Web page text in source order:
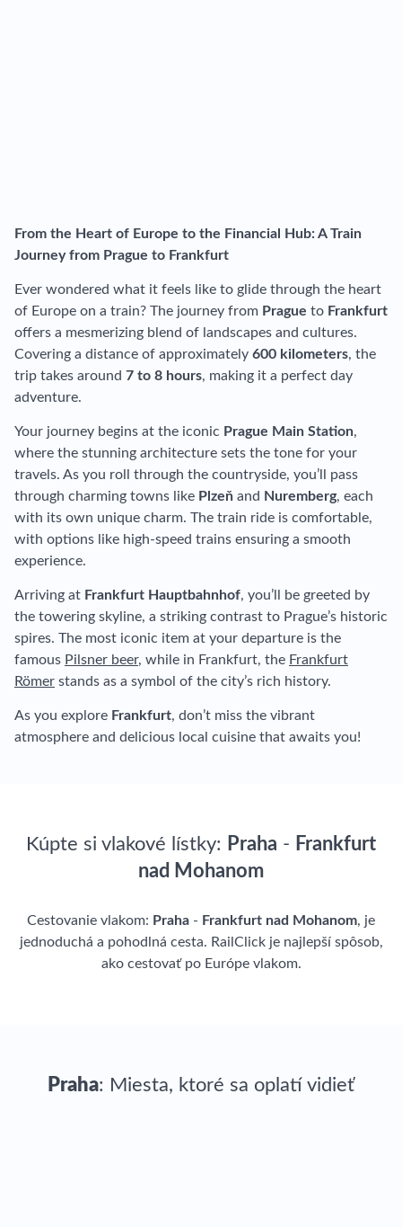
From the Heart of Europe to the Financial Hub: A Train
Journey from Prague to Frankfurt
Ever wondered what it feels like to glide through the heart
of Europe on a train? The journey from Prague to Frankfurt
offers a mesmerizing blend of landscapes and cultures.
Covering a distance of approximately 600 kilometers, the
trip takes around 7 to 8 hours, making it a perfect day
adventure.
Your journey begins at the iconic Prague Main Station,
where the stunning architecture sets the tone for your
travels. As you roll through the countryside, you’ll pass
through charming towns like Plzeň and Nuremberg, each
with its own unique charm. The train ride is comfortable,
with options like high-speed trains ensuring a smooth
experience.
Arriving at Frankfurt Hauptbahnhof, you’ll be greeted by
the towering skyline, a striking contrast to Prague’s historic
spires. The most iconic item at your departure is the
famous Pilsner beer, while in Frankfurt, the Frankfurt
Römer stands as a symbol of the city’s rich history.
As you explore Frankfurt, don’t miss the vibrant
atmosphere and delicious local cuisine that awaits you!
Kúpte si vlakové lístky: Praha - Frankfurt
nad Mohanom
Cestovanie vlakom: Praha - Frankfurt nad Mohanom, je
jednoduchá a pohodlná cesta. RailClick je najlepší spôsob,
ako cestovať po Európe vlakom.
Praha: Miesta, ktoré sa oplatí vidieť